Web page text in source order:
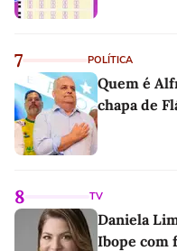
7 POLÍTICA
Quem é
chapa de
8 TV
Daniela
Ibope com